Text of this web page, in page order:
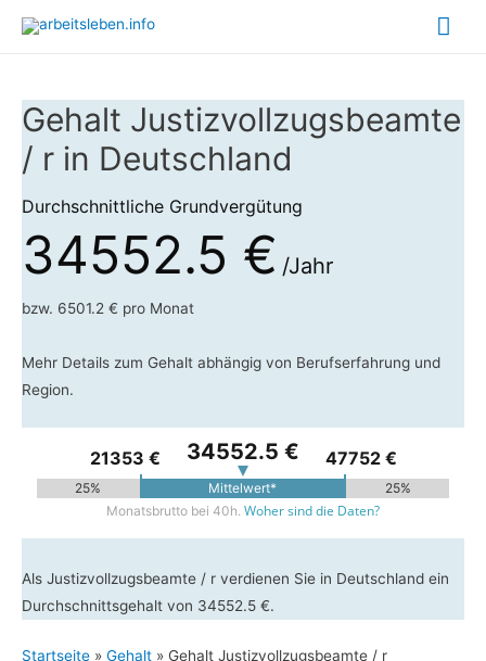
Gehalt Justizvollzugsbeamte
/ r in Deutschland
Durchschnittliche Grundvergütung
34552.5 € /Jahr
bzw. 6501.2 € pro Monat
Mehr Details zum Gehalt abhängig von Berufserfahrung und
Region.
21353 € 34552.5 € 47752 €
25% Mittelwert*
25%
Monatsbrutto bei 40h. Woher sind die Daten?
Als Justizvollzugsbeamte / r verdienen Sie in Deutschland ein
Durchschnittsgehalt von 34552.5 €.
Startseite » Gehalt » Gehalt Justizvollzugsbeamte / r